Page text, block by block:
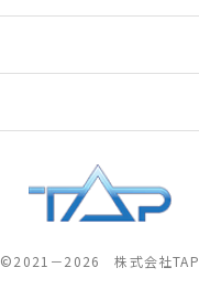
©2021－2026 株式会社TAP